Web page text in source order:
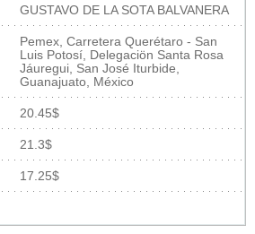
GUSTAVO DE LA SOTA BALVANERA
Pemex, Carretera Querétaro - San
Luis Potosí, Delegaciön Santa Rosa
Jáuregui, San José Iturbide,
Guanajuato, México
20.45$
21.3$
17.25$